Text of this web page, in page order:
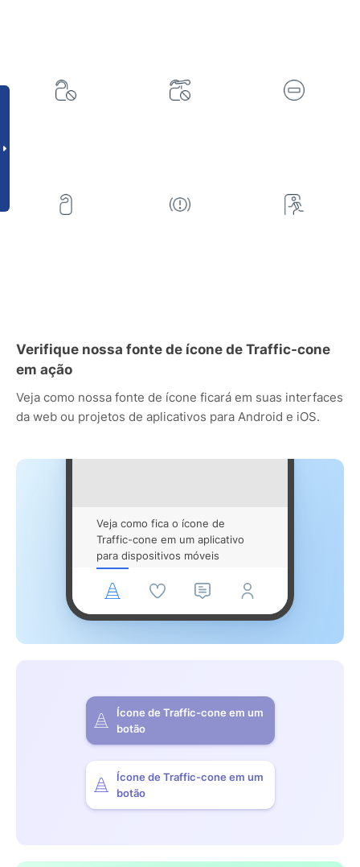
Verifique nossa fonte de ícone de Traffic-cone
em ação
Veja como nossa fonte de ícone ficará em suas interfaces
da web ou projetos de aplicativos para Android e iOS.
Veja como fica o ícone de
Traffic-cone em um aplicativo
para dispositivos móveis
Ícone de Traffic-cone em um
botão
Ícone de Traffic-cone em um
botão